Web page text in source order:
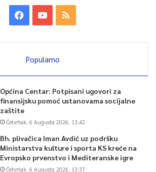
Popularno
Općina Centar: Potpisani ugovori za
finansijsku pomoć ustanovama socijalne
zaštite
Četvrtak, 6 Augusta 2026, 13:42
Bh. plivačica Iman Avdić uz podršku
Ministarstva kulture i sporta KS kreće na
Evropsko prvenstvo i Mediteranske igre
Četvrtak, 6 Augusta 2026, 13:37